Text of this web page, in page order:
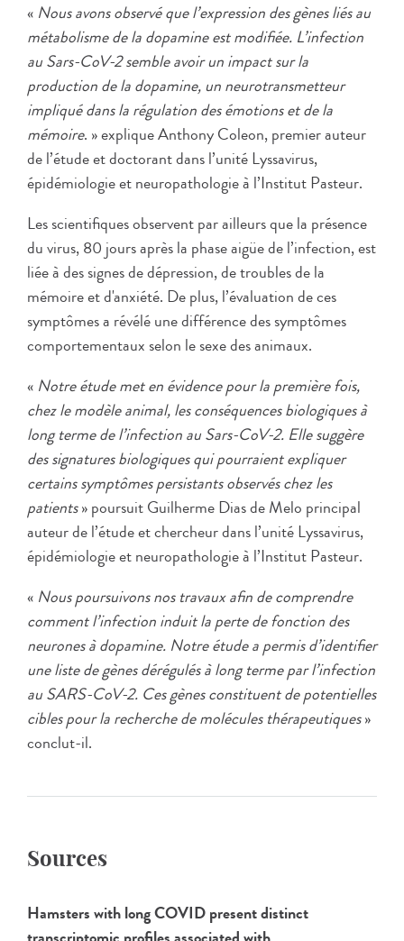
« Nous avons observé que l’expression des gènes liés au
métabolisme de la dopamine est modifiée. L’infection
au Sars-CoV-2 semble avoir un impact sur la
production de la dopamine, un neurotransmetteur
impliqué dans la régulation des émotions et de la
mémoire. » explique Anthony Coleon, premier auteur
de l’étude et doctorant dans l’unité Lyssavirus,
épidémiologie et neuropathologie à l’Institut Pasteur.
Les scientifiques observent par ailleurs que la présence
du virus, 80 jours après la phase aigüe de l’infection, est
liée à des signes de dépression, de troubles de la
mémoire et d'anxiété. De plus, l’évaluation de ces
symptômes a révélé une différence des symptômes
comportementaux selon le sexe des animaux.
« Notre étude met en évidence pour la première fois,
chez le modèle animal, les conséquences biologiques à
long terme de l’infection au Sars-CoV-2. Elle suggère
des signatures biologiques qui pourraient expliquer
certains symptômes persistants observés chez les
patients» poursuit Guilherme Dias de Melo principal
auteur de l’étude et chercheur dans l’unité Lyssavirus,
épidémiologie et neuropathologie à l’Institut Pasteur.
« Nous poursuivons nos travaux afin de comprendre
comment l’infection induit la perte de fonction des
neurones à dopamine. Notre étude a permis d’identifier
une liste de gènes dérégulés à long terme par l’infection
au SARS-CoV-2. Ces gènes constituent de potentielles
cibles pour la recherche de molécules thérapeutiques»
conclut-il.
Sources
Hamsters with long COVID present distinct